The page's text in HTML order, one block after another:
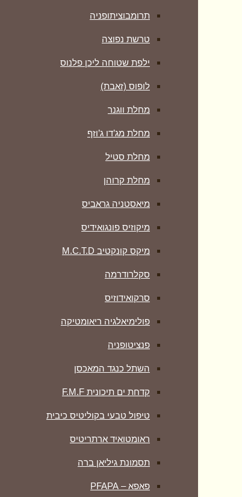
תרומבוציתופניה
טרשת נפוצה
ילפת שטוחה ליכן פלנוס
לופוס (זאבת)
מחלת ווגנר
מחלת מג’דו ג’וזף
מחלת סטיל
מחלת קרוהן
מיאסטניה גראביס
מיקוזיס פונגואידיס
מיקס קונקטיב M.C.T.D
סקלרודרמה
סרקואידוזיס
פולימיאלגיה ריאומטיקה
‏פנציטופניה
השתל כנגד המאכסן
קדחת ים תיכונית F.M.F
טיפול טבעי בקוליטיס כיבית
ראומטואיד ארתריטיס
תסמונת גיליאן ברה
פאפא – PFAPA